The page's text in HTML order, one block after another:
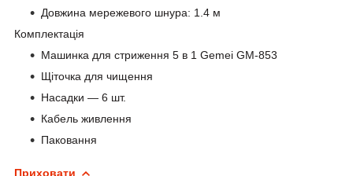
Довжина мережевого шнура: 1.4 м
Комплектація
Машинка для стриження 5 в 1 Gemei GM-853
Щіточка для чищення
Насадки — 6 шт.
Кабель живлення
Паковання
Приховати